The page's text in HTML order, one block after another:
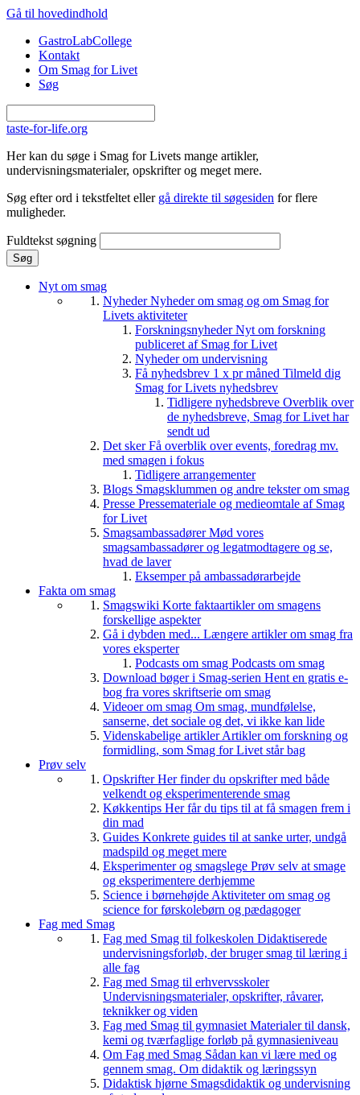
Gå til hovedindhold
GastroLabCollege
Kontakt
Om Smag for Livet
Søg
taste-for-life.org
Her kan du søge i Smag for Livets mange artikler,
undervisningsmaterialer, opskrifter og meget mere.
Søg efter ord i tekstfeltet eller gå direkte til søgesiden for flere
muligheder.
Fuldtekst søgning
Nyt om smag
NyhederNyheder om smag og om Smag for
Livets aktiviteter
ForskningsnyhederNyt om forskning
publiceret af Smag for Livet
Nyheder om undervisning
Få nyhedsbrev 1 x pr måned Tilmeld dig
Smag for Livets nyhedsbrev
Tidligere nyhedsbreve Overblik over
de nyhedsbreve, Smag for Livet har
sendt ud
Det skerFå overblik over events, foredrag mv.
med smagen i fokus
Tidligere arrangementer
Blogs Smagsklummen og andre tekster om smag
Presse Pressemateriale og medieomtale af Smag
for Livet
SmagsambassadørerMød vores
smagsambassadører og legatmodtagere og se,
hvad de laver
Eksemper på ambassadørarbejde
Fakta om smag
Smagswiki Korte faktaartikler om smagens
forskellige aspekter
Gå i dybden med... Længere artikler om smag fra
vores eksperter
Podcasts om smag Podcasts om smag
Download bøger i Smag-serien Hent en gratis e-
bog fra vores skriftserie om smag
Videoer om smag Om smag, mundfølelse,
sanserne, det sociale og det, vi ikke kan lide
Videnskabelige artiklerArtikler om forskning og
formidling, som Smag for Livet står bag
Prøv selv
OpskrifterHer finder du opskrifter med både
velkendt og eksperimenterende smag
Køkkentips Her får du tips til at få smagen frem i
din mad
Guides Konkrete guides til at sanke urter, undgå
madspild og meget mere
Eksperimenter og smagslege Prøv selv at smage
og eksperimentere derhjemme
Science i børnehøjde Aktiviteter om smag og
science for førskolebørn og pædagoger
Fag med Smag
Fag med Smag til folkeskolen Didaktiserede
undervisningsforløb, der bruger smag til læring i
alle fag
Fag med Smag til erhvervsskoler
Undervisningsmaterialer, opskrifter, råvarer,
teknikker og viden
Fag med Smag til gymnasiet Materialer til dansk,
kemi og tværfaglige forløb på gymnasieniveau
Om Fag med Smag Sådan kan vi lære med og
gennem smag. Om didaktik og læringssyn
Didaktisk hjørne Smagsdidaktik og undervisning